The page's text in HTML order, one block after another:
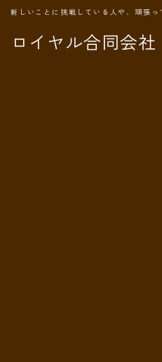
ロイヤル合同会社
新しいことに挑戦している人や、頑張
MENU